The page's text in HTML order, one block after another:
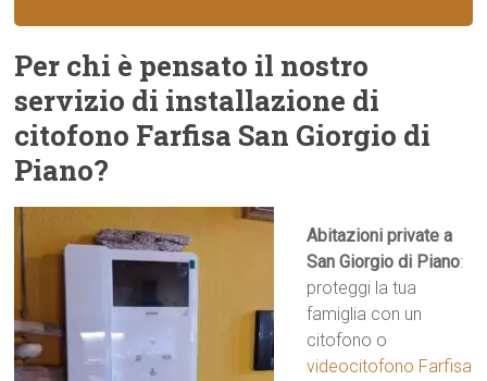
Per chi è pensato il nostro
servizio di installazione di
citofono Farfisa San Giorgio di
Piano?
Abitazioni private a
San Giorgio di Piano:
proteggi la tua
famiglia con un
citofono o
videocitofono Farfisa